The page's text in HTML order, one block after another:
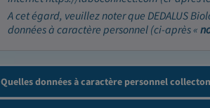
A cet égard, veuillez noter que DEDALUS
données à caractère personnel (ci-après «
Quelles données à caractère personnel